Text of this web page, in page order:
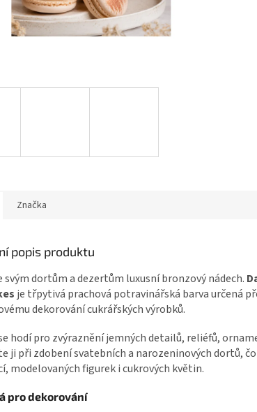
Značka
popis produktu
svým dortům a dezertům luxusní bronzový nádech.
je třpytivá prachová potravinářská barva určená
dekorování cukrářských výrobků.
hodí pro zvýraznění jemných detailů, reliéfů,
ji při zdobení svatebních a narozeninových dortů,
modelovaných figurek i cukrových květin.
pro dekorování